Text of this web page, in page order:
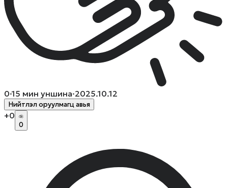
0·15 мин уншина·2025.10.12
Нийтлэл оруулмагц авья
+0
0